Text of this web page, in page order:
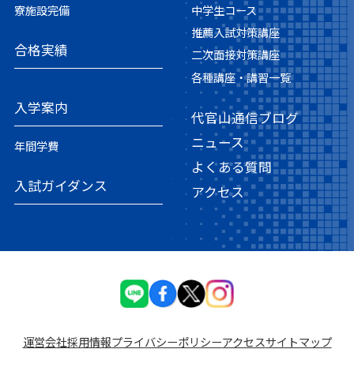
寮施設完備
中学生コース
推薦入試対策講座
二次面接対策講座
各種講座・講習一覧
合格実績
入学案内
年間学費
入試ガイダンス
代官山通信ブログ
ニュース
よくある質問
アクセス
運営会社採⽤情報プライバシーポリシーアクセスサイトマップ